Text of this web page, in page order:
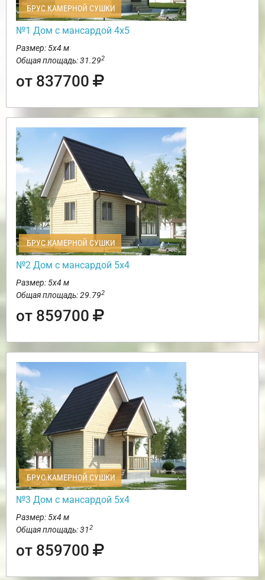
БРУС КАМЕРНОЙ СУШКИ
№1 Дом с мансардой 4х5
Размер: 5х4 м
Общая площадь: 31.292
от 837700
БРУС КАМЕРНОЙ СУШКИ
№2 Дом с мансардой 5х4
Размер: 5х4 м
Общая площадь: 29.792
от 859700
БРУС КАМЕРНОЙ СУШКИ
№3 Дом с мансардой 5х4
Размер: 5х4 м
Общая площадь: 312
от 859700